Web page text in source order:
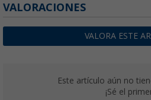
VALORACIONES
VALORA ESTE
Este artículo aún no
¡Sé el